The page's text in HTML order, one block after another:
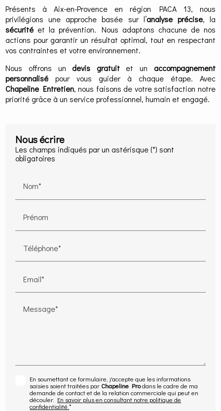
Présents à Aix-en-Provence en région PACA 13, nous
privilégions une approche basée sur l’analyse précise, la
sécurité et la prévention. Nous adaptons chacune de nos
actions pour garantir un résultat optimal, tout en respectant
vos contraintes et votre environnement.
Nous offrons undevis gratuitet un accompagnement
personnalisé pour vous guider à chaque étape. Avec
Chapeline Entretien, nous faisons de votre satisfaction notre
priorité grâce à un service professionnel, humain et engagé.
Nous écrire
Les champs indiqués par un astérisque (*) sont
obligatoires
Nom*
Prénom
Téléphone*
Email*
Message*
En soumettant ce formulaire, j'accepte que les informations
saisies soient traitées par Chapeline Prodans le cadre de ma
demande de contact et de la relation commerciale qui peut en
découler. En savoir plus en consultant notre politique de
confidentialité.*